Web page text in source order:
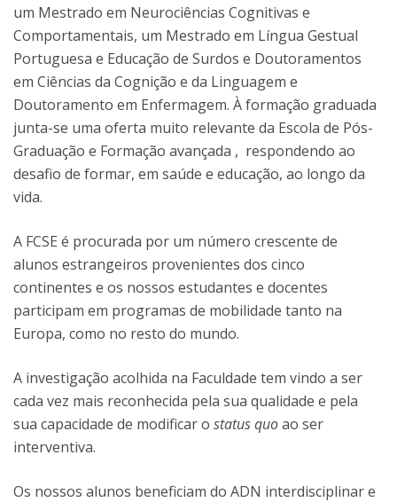
um Mestrado em Neurociências Cognitivas e
Comportamentais, um Mestrado em Língua Gestual
Portuguesa e Educação de Surdos e Doutoramentos
em Ciências da Cognição e da Linguagem e
Doutoramento em Enfermagem. À formação graduada
junta-se uma oferta muito relevante da Escola de Pós-
Graduação e Formação avançada , respondendo ao
desafio de formar, em saúde e educação, ao longo da
vida.
A FCSE é procurada por um número crescente de
alunos estrangeiros provenientes dos cinco
continentes e os nossos estudantes e docentes
participam em programas de mobilidade tanto na
Europa, como no resto do mundo.
A investigação acolhida na Faculdade tem vindo a ser
cada vez mais reconhecida pela sua qualidade e pela
sua capacidade de modificar o status quoao ser
interventiva.
Os nossos alunos beneficiam do ADN interdisciplinar e